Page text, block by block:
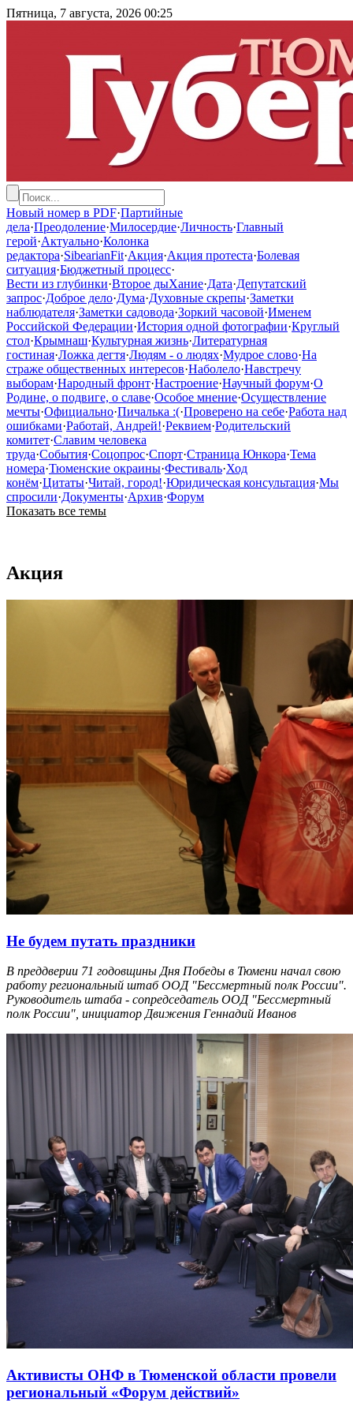
Пятница, 7 августа, 2026 00:25
Новый номер в PDF·Партийные
дела·Преодоление·Милосердие·Личность·Главный
герой·Актуально·Колонка
редактора·SibearianFit·Акция·Акция протеста·Болевая
ситуация·Бюджетный процесс·
Вести из глубинки·Второе дыХание·Дата·Депутатский
запрос·Доброе дело·Дума·Духовные скрепы·Заметки
наблюдателя·Заметки садовода·Зоркий часовой·Именем
Российской Федерации·История одной фотографии·Круглый
стол·Крымнаш·Культурная жизнь·Литературная
гостиная·Ложка дегтя·Людям - о людях·Мудрое слово·На
страже общественных интересов·Наболело·Навстречу
выборам·Народный фронт·Настроение·Научный форум·О
Родине, о подвиге, о славе·Особое мнение·Осуществление
мечты·Официально·Пичалька :(·Проверено на себе·Работа над
ошибками·Работай, Андрей!·Реквием·Родительский
комитет·Славим человека
труда·События·Соцопрос·Спорт·Страница Юнкора·Тема
номера·Тюменские окраины·Фестиваль·Ход
конём·Цитаты·Читай, город!·Юридическая консультация·Мы
спросили·Документы·Архив·Форум
Показать все темы
Акция
Не будем путать праздники
В преддверии 71 годовщины Дня Победы в Тюмени начал свою
работу региональный штаб ООД "Бессмертный полк России".
Руководитель штаба - сопредседатель ООД "Бессмертный
полк России", инициатор Движения Геннадий Иванов
Активисты ОНФ в Тюменской области провели
региональный «Форум действий»